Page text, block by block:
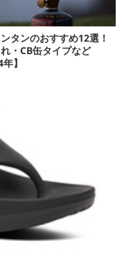
タンのおすすめ12選！
・CB缶タイプなど
】